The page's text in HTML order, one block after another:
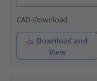
CAD-Download
Download and
View